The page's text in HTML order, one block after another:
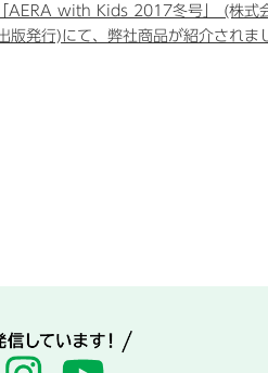
AERA with Kids 2017冬号」 (株式
版発行)にて、弊社商品が紹介されま